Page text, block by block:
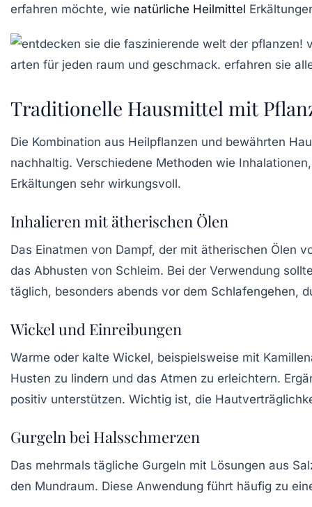
erfahren möchte, wie natürliche Heilmittel
Traditionelle Hausmittel mit
Die Kombination aus Heilpflanzen und bewährten
nachhaltig. Verschiedene Methoden wie
Erkältungen sehr wirkungsvoll.
Inhalieren mit ätherischen Ölen
Das Einatmen von Dampf, der mit ätherischen Ölen
das Abhusten von Schleim. Bei der Verwendung
täglich, besonders abends vor dem Schlafengehen,
Wickel und Einreibungen
Warme oder kalte Wickel, beispielsweise mit
Husten zu lindern und das Atmen zu erleichtern.
positiv unterstützen. Wichtig ist, die
Gurgeln bei Halsschmerzen
Das mehrmals tägliche Gurgeln mit Lösungen aus
den Mundraum. Diese Anwendung führt häufig zu